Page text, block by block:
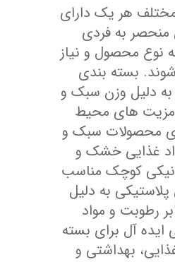
هر یک دارای
منحصر به فردی
نوع محصول و نیاز
بسته ‌بندی
به دلیل وزن سبک و
مزیت ‌های محیط
محصولات سبک و
غذایی خشک و
کوچک مناسب
به دلیل
رطوبت و مواد
ایده ‌آل برای بسته
بهداشتی و